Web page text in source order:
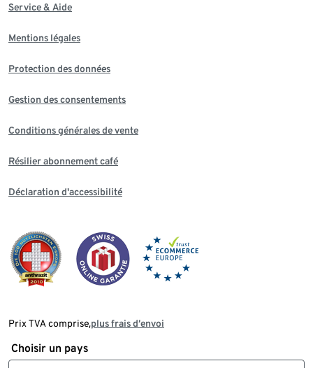
Service & Aide
Mentions légales
Protection des données
Gestion des consentements
Conditions générales de vente
Résilier abonnement café
Déclaration d'accessibilité
Prix TVA comprise,plus frais d‘envoi
Choisir un pays